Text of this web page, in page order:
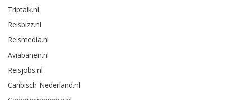
Triptalk.nl
Reisbizz.nl
Reismedia.nl
Aviabanen.nl
Reisjobs.nl
Caribisch Nederland.nl